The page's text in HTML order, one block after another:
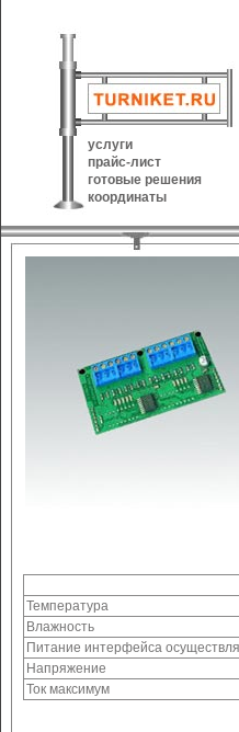
услуги
прайс-лист
готовые решения
координаты
Температура
Влажность
Питание интерфейса
Напряжение
Ток максимум